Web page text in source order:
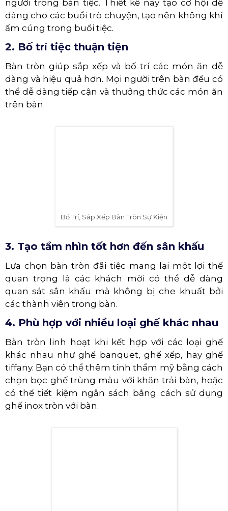
tượng tự nhiên, trong khi bàn tròn bằng inox có
thể mang đến vẻ hiện đại và sang trọng.
Cho Thuê Bàn Tròn Sự Kiện
LÝ DO NÊN LỰA CHỌN BÀN
TRÒN ĐỂ ĐÃI TIỆC TRONG CÁC
SỰ KIỆN
Có lẽ bạn đã quá quen thuộc với sự phổ biến của
bàn tròn trong các sự kiện tiệc tổ chức. Nhưng tại
sao bàn tròn lại được ưa chuộng như vậy? Dưới
đây là một số lý do chính:
1. Tạo sự gần gũi và thoải mái